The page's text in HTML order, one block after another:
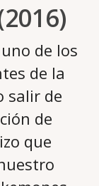
de los
de la
salir de
de
que